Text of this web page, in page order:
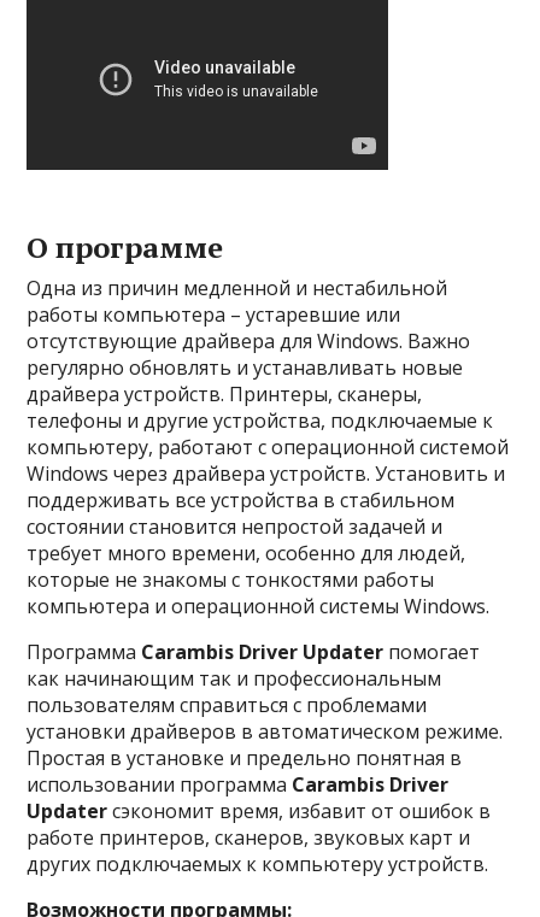
О программе
Одна из причин медленной и нестабильной
работы компьютера – устаревшие или
отсутствующие драйвера для Windows. Важно
регулярно обновлять и устанавливать новые
драйвера устройств. Принтеры, сканеры,
телефоны и другие устройства, подключаемые к
компьютеру, работают с операционной системой
Windows через драйвера устройств. Установить и
поддерживать все устройства в стабильном
состоянии становится непростой задачей и
требует много времени, особенно для людей,
которые не знакомы с тонкостями работы
компьютера и операционной системы Windows.
Программа Carambis Driver Updater помогает
как начинающим так и профессиональным
пользователям справиться с проблемами
установки драйверов в автоматическом режиме.
Простая в установке и предельно понятная в
использовании программа Carambis Driver
Updaterсэкономит время, избавит от ошибок в
работе принтеров, сканеров, звуковых карт и
других подключаемых к компьютеру устройств.
Возможности программы: